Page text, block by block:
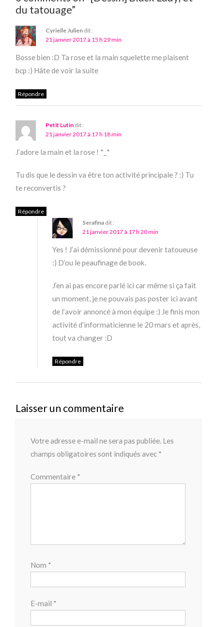
du tatouage”
Cyrielle Julien dit :
21 janvier 2017 à 15 h 29 min
Bosse bien :D Ta rose et la main squelette me plaisent
bcp :) Hâte de voir la suite
Répondre
Petit Lutin dit :
21 janvier 2017 à 17 h 18 min
J’adore la main et la rose ! *_*
Tu dis que le dessin va être ton activité principale ? :) Tu
te reconvertis ?
Répondre
Serafina dit :
21 janvier 2017 à 17 h 20 min
Yes ! J’ai démissionné pour devenir tatoueuse
:) D’ou le peaufinage de book.
J’en ai pas encore parlé ici car même si ça fait
un moment, je ne pouvais pas poster ici avant
de l’avoir annoncé à mon équipe :) Je finis mon
activité d’informaticienne le 20 mars et après,
tout va changer :D
Répondre
Laisser un commentaire
Votre adresse e-mail ne sera pas publiée. Les
champs obligatoires sont indiqués avec *
Commentaire *
Nom *
E-mail *